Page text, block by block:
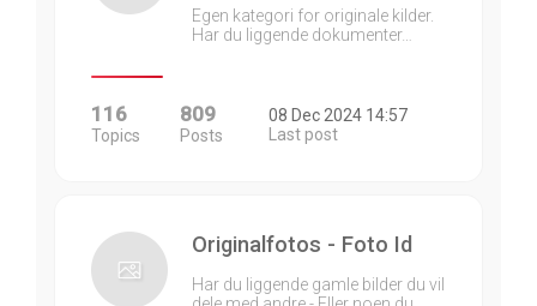
Egen kategori for originale kilder.
Har du liggende dokumenter…
116
Topics
809
Posts
08 Dec 2024 14:57
Last post
Originalfotos - Foto Id
Har du liggende gamle bilder du vil